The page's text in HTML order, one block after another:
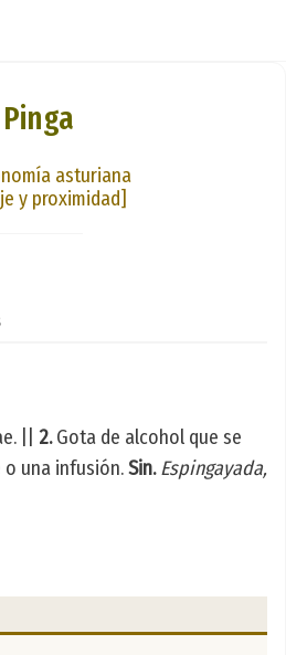
Pinga
asturiana
y proximidad]
|| 2.Gota de alcohol que se
o una infusión.Sin. Espingayada,